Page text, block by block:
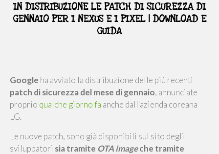
IN DISTRIBUZIONE LE PATCH DI SICUREZZA DI
GENNAIO PER I NEXUS E I PIXEL | DOWNLOAD E
GUIDA
Google ha avviato la distribuzione delle più recenti
patch di sicurezza del mese di gennaio, annunciate
proprio qualche giorno fa anche dall'azienda coreana
LG.
Le nuove patch, sono già disponibili sul sito degli
sviluppatori sia tramite OTA imageche tramite